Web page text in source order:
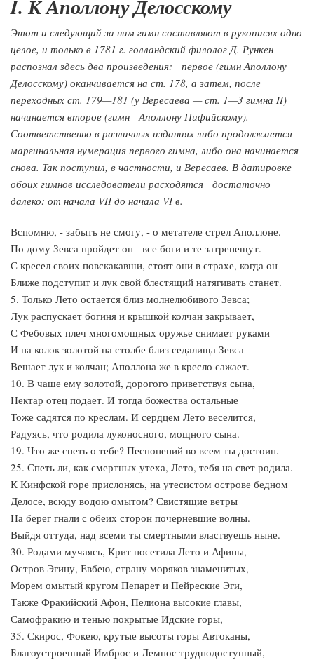
I. К Аполлону Делосскому
Этот и следующий за ним гимн составляют в рукописях одно
целое, и только в 1781 г. голландский филолог Д. Рункен
распознал здесь два произведения: первое (гимн Аполлону
Делосскому) оканчивается на ст. 178, а затем, после
переходных ст. 179—181 (у Вересаева — ст. 1—3 гимна II)
начинается второе (гимн Аполлону Пифийскому).
Соответственно в различных изданиях либо продолжается
маргинальная нумерация первого гимна, либо она начинается
снова. Так поступил, в частности, и Вересаев. В датировке
обоих гимнов исследователи расходятся достаточно
далеко: от начала VII до начала VI в.
Вспомню, - забыть не смогу, - о метателе стрел Аполлоне.
По дому Зевса пройдет он - все боги и те затрепещут.
С кресел своих повскакавши, стоят они в страхе, когда он
Ближе подступит и лук свой блестящий натягивать станет.
5. Только Лето остается близ молнелюбивого Зевса;
Лук распускает богиня и крышкой колчан закрывает,
С Фебовых плеч многомощных оружье снимает руками
И на колок золотой на столбе близ седалища Зевса
Вешает лук и колчан; Аполлона же в кресло сажает.
10. В чаше ему золотой, дорогого приветствуя сына,
Нектар отец подает. И тогда божества остальные
Тоже садятся по креслам. И сердцем Лето веселится,
Радуясь, что родила луконосного, мощного сына.
19. Что же спеть о тебе? Песнопений во всем ты достоин.
25. Спеть ли, как смертных утеха, Лето, тебя на свет родила.
К Кинфской горе прислонясь, на утесистом острове бедном
Делосе, всюду водою омытом? Свистящие ветры
На берег гнали с обеих сторон почерневшие волны.
Выйдя оттуда, над всеми ты смертными властвуешь ныне.
30. Родами мучаясь, Крит посетила Лето и Афины,
Остров Эгину, Евбею, страну моряков знаменитых,
Морем омытый кругом Пепарет и Пейреские Эги,
Также Фракийский Афон, Пелиона высокие главы,
Самофракию и тенью покрытые Идские горы,
35. Скирос, Фокею, крутые высоты горы Автоканы,
Благоустроенный Имброс и Лемнос труднодоступный,